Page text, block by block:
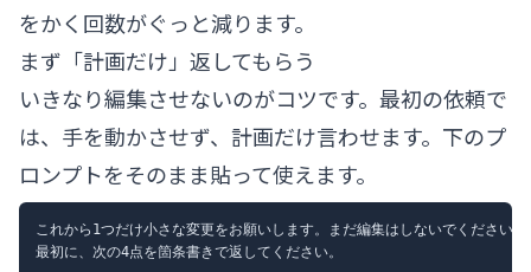
をかく回数がぐっと減ります。
まず「計画だけ」返してもらう
いきなり編集させないのがコツです。最初の依頼で
は、手を動かさせず、計画だけ言わせます。下のプ
ロンプトをそのまま貼って使えます。
これから1つだけ小さな変更をお願いします。まだ編集はしないでください。
最初に、次の4点を箇条書きで返してください。